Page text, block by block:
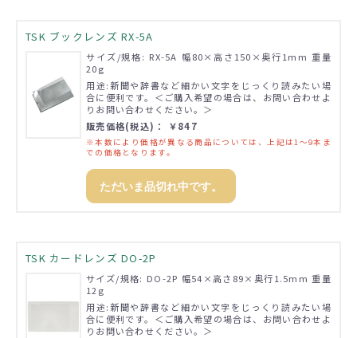
TSK ブックレンズ RX-5A
サイズ/規格: RX-5A 幅80×高さ150×奥行1mm 重量
20g
用途:新聞や辞書など細かい文字をじっくり読みたい場
合に便利です。＜ご購入希望の場合は、お問い合わせよ
りお問い合わせください。＞
販売価格(税込)： ￥847
※本数により価格が異なる商品については、上記は1～9本ま
での価格となります。
ただいま品切れ中です。
TSK カードレンズ DO-2P
サイズ/規格: DO-2P 幅54×高さ89×奥行1.5mm 重量
12g
用途:新聞や辞書など細かい文字をじっくり読みたい場
合に便利です。＜ご購入希望の場合は、お問い合わせよ
りお問い合わせください。＞